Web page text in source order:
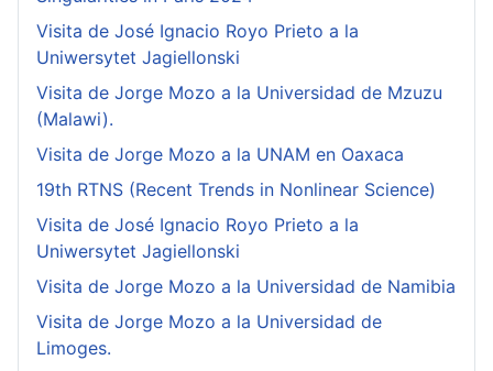
Visita de José Ignacio Royo Prieto a la
Uniwersytet Jagiellonski
Visita de Jorge Mozo a la Universidad de Mzuzu
(Malawi).
Visita de Jorge Mozo a la UNAM en Oaxaca
19th RTNS (Recent Trends in Nonlinear Science)
Visita de José Ignacio Royo Prieto a la
Uniwersytet Jagiellonski
Visita de Jorge Mozo a la Universidad de Namibia
Visita de Jorge Mozo a la Universidad de
Limoges.